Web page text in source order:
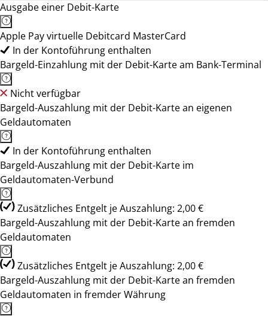
Ausgabe einer Debit-Karte
Apple Pay virtuelle Debitcard MasterCard
In der Kontoführung enthalten
Bargeld-Einzahlung mit der Debit-Karte am Bank-Terminal
Nicht verfügbar
Bargeld-Auszahlung mit der Debit-Karte an eigenen
Geldautomaten
In der Kontoführung enthalten
Bargeld-Auszahlung mit der Debit-Karte im
Geldautomaten-Verbund
Zusätzliches Entgelt je Auszahlung: 2,00 €
Bargeld-Auszahlung mit der Debit-Karte an fremden
Geldautomaten
Zusätzliches Entgelt je Auszahlung: 2,00 €
Bargeld-Auszahlung mit der Debit-Karte an fremden
Geldautomaten in fremder Währung